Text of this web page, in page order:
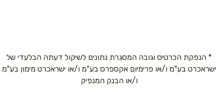
שם מלא*
* הנפקת הכרטיס וגובה המסגרת נתונים לשיקול דעתה הבלעדי של
ישראכרט בע"מ ו/או פרימיום אקספרס בע"מ ו/או ישראכרט מימון בע"מ
ו/או הבנק המנפיק